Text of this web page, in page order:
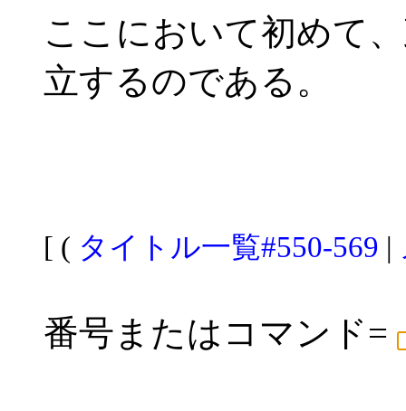
ここにおいて初めて
立するのである。
[ ( タイトル一覧#550-569 |
番号またはコマンド=